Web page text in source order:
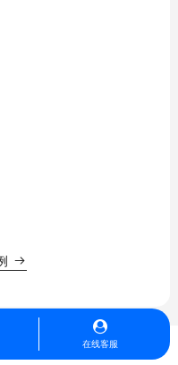

在线客服